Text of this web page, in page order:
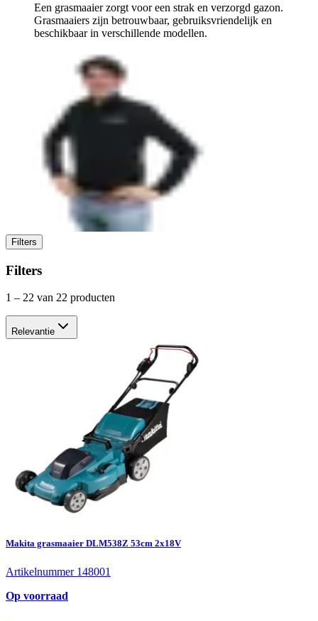
Een grasmaaier zorgt voor een strak en verzorgd gazon.
Grasmaaiers zijn betrouwbaar, gebruiksvriendelijk en
beschikbaar in verschillende modellen.
Filters
Filters
1 – 22 van 22 producten
Relevantie
Makita grasmaaier DLM538Z 53cm 2x18V
Artikelnummer 148001
Op voorraad